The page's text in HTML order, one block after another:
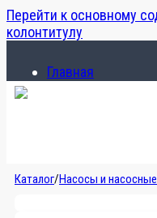
Перейти к основному
колонтитулу
Главная
Каталог
Каталог/Насосы и насосные